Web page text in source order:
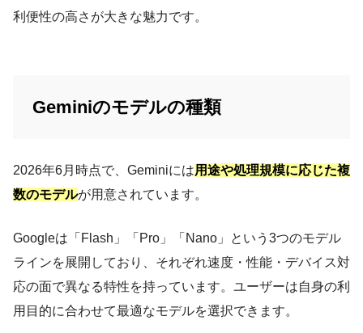
利便性の高さが大きな魅力です。
Geminiのモデルの種類
2026年6月時点で、Geminiには用途や処理規模に応じた複
数のモデルが用意されています。
Googleは「Flash」「Pro」「Nano」という3つのモデル
ラインを展開しており、それぞれ速度・性能・デバイス対
応の面で異なる特性を持っています。ユーザーは自身の利
用目的に合わせて最適なモデルを選択できます。